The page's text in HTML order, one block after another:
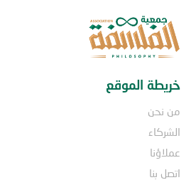
خريطة الموقع
من نحن
الشركاء
عملاؤنا
اتصل بنا